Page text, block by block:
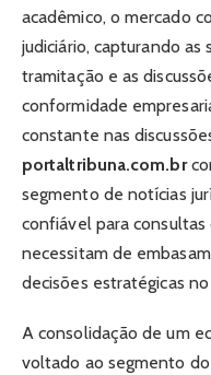
acadêmico, o mercado
judiciário, capturando
tramitação e as
conformidade
constante nas
portaltribuna.com.br
segmento de notícias
confiável para consultas
necessitam de
decisões estratégicas
A consolidação de um
voltado ao segmento